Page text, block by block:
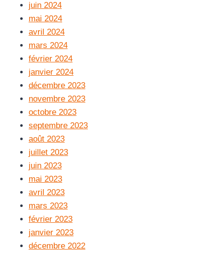
juin 2024
mai 2024
avril 2024
mars 2024
février 2024
janvier 2024
décembre 2023
novembre 2023
octobre 2023
septembre 2023
août 2023
juillet 2023
juin 2023
mai 2023
avril 2023
mars 2023
février 2023
janvier 2023
décembre 2022